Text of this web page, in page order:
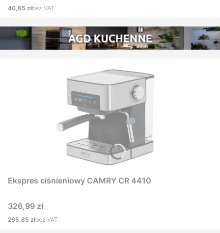
Cena
40,65 złbez VAT
Ekspres ciśnieniowy CAMRY CR 4410
Cena
326,99 zł
Cena
265,85 złbez VAT